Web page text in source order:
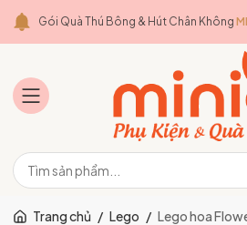
Gói Quà Thú Bông & Hút Chân Không
Trang chủ / Lego / Lego hoa